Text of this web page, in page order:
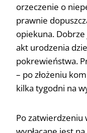
orzeczenie o
prawnie
opiekuna.
akt urodzenia
pokrewieństwa.
– po złożeniu
kilka tygodni na
Po zatwierdzeniu